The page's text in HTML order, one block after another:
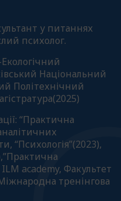
у питаннях
психолог.
Національний
Політехнічний
“Практична
“Психологія”(2023),
ILM academy, Факультет
тренінгова